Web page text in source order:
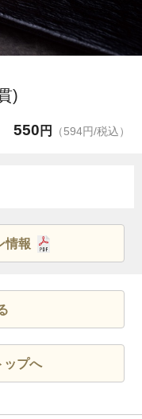
)
550 円 （594円/税込）
情報
ップへ